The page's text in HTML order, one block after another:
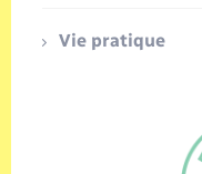
Vie pratique